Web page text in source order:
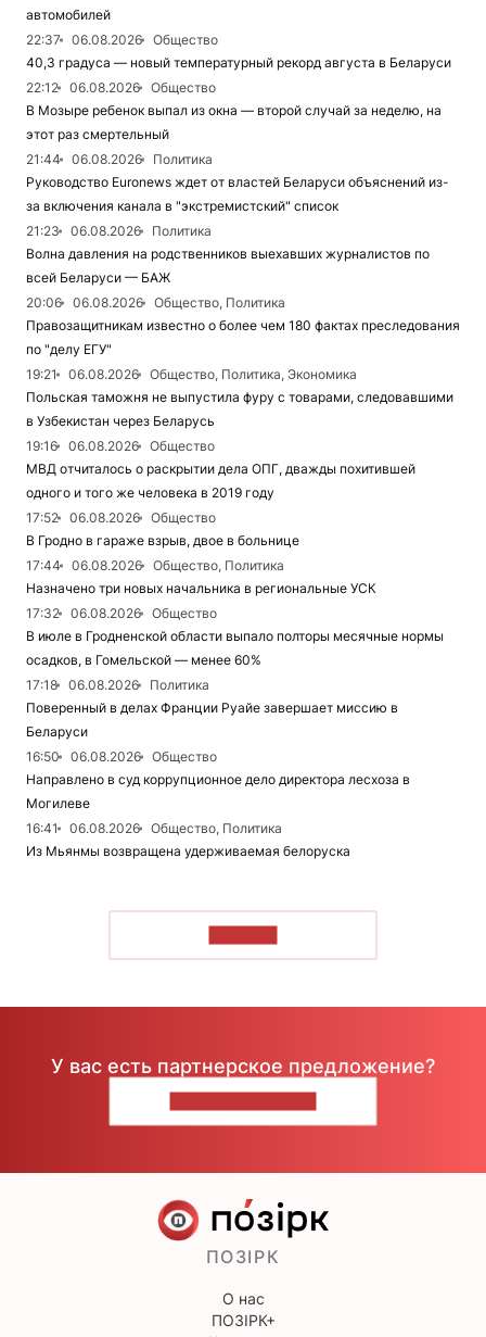
автомобилей
22:37
06.08.2026
Общество
40,3 градуса — новый температурный рекорд августа в Беларуси
22:12
06.08.2026
Общество
В Мозыре ребенок выпал из окна — второй случай за неделю, на
этот раз смертельный
21:44
06.08.2026
Политика
Руководство Euronews ждет от властей Беларуси объяснений из-
за включения канала в "экстремистский" список
21:23
06.08.2026
Политика
Волна давления на родственников выехавших журналистов по
всей Беларуси — БАЖ
20:06
06.08.2026
Общество, Политика
Правозащитникам известно о более чем 180 фактах преследования
по "делу ЕГУ"
19:21
06.08.2026
Общество, Политика, Экономика
Польская таможня не выпустила фуру с товарами, следовавшими
в Узбекистан через Беларусь
19:16
06.08.2026
Общество
МВД отчиталось о раскрытии дела ОПГ, дважды похитившей
одного и того же человека в 2019 году
17:52
06.08.2026
Общество
В Гродно в гараже взрыв, двое в больнице
17:44
06.08.2026
Общество, Политика
Назначено три новых начальника в региональные УСК
17:32
06.08.2026
Общество
В июле в Гродненской области выпало полторы месячные нормы
осадков, в Гомельской — менее 60%
17:18
06.08.2026
Политика
Поверенный в делах Франции Руайе завершает миссию в
Беларуси
16:50
06.08.2026
Общество
Направлено в суд коррупционное дело директора лесхоза в
Могилеве
16:41
06.08.2026
Общество, Политика
Из Мьянмы возвращена удерживаемая белоруска
У вас есть партнерское предложение?
ПОЗІРК
О нас
ПОЗІРК+